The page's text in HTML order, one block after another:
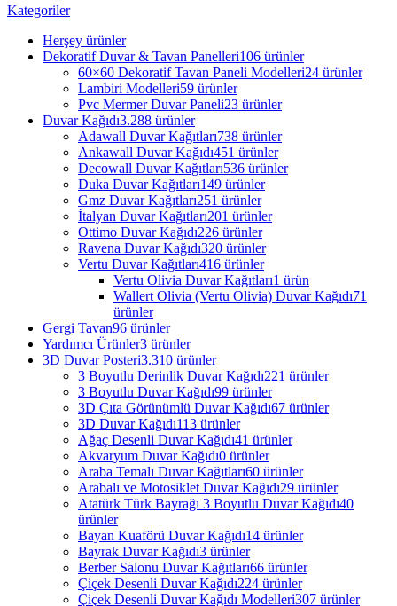
Kategoriler
Herşey ürünler
Dekoratif Duvar & Tavan Panelleri106 ürünler
60×60 Dekoratif Tavan Paneli Modelleri24 ürünler
Lambiri Modelleri59 ürünler
Pvc Mermer Duvar Paneli23 ürünler
Duvar Kağıdı3.288 ürünler
Adawall Duvar Kağıtları738 ürünler
Ankawall Duvar Kağıdı451 ürünler
Decowall Duvar Kağıtları536 ürünler
Duka Duvar Kağıtları149 ürünler
Gmz Duvar Kağıtları251 ürünler
İtalyan Duvar Kağıtları201 ürünler
Ottimo Duvar Kağıdı226 ürünler
Ravena Duvar Kağıdı320 ürünler
Vertu Duvar Kağıtları416 ürünler
Vertu Olivia Duvar Kağıtları1 ürün
Wallert Olivia (Vertu Olivia) Duvar Kağıdı71
ürünler
Gergi Tavan96 ürünler
Yardımcı Ürünler3 ürünler
3D Duvar Posteri3.310 ürünler
3 Boyutlu Derinlik Duvar Kağıdı221 ürünler
3 Boyutlu Duvar Kağıdı99 ürünler
3D Çıta Görünümlü Duvar Kağıdı67 ürünler
3D Duvar Kağıdı113 ürünler
Ağaç Desenli Duvar Kağıdı41 ürünler
Akvaryum Duvar Kağıdı0 ürünler
Araba Temalı Duvar Kağıtları60 ürünler
Arabalı ve Motosiklet Duvar Kağıdı29 ürünler
Atatürk Türk Bayrağı 3 Boyutlu Duvar Kağıdı40
ürünler
Bayan Kuaförü Duvar Kağıdı14 ürünler
Bayrak Duvar Kağıdı3 ürünler
Berber Salonu Duvar Kağıtları66 ürünler
Çiçek Desenli Duvar Kağıdı224 ürünler
Çiçek Desenli Duvar Kağıdı Modelleri307 ürünler